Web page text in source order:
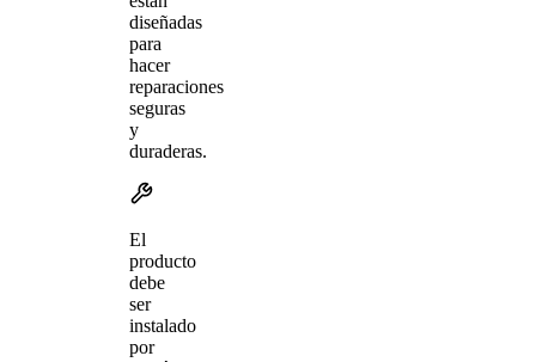
diseñadas
para
hacer
reparaciones
seguras
y
duraderas.
El
producto
debe
ser
instalado
por